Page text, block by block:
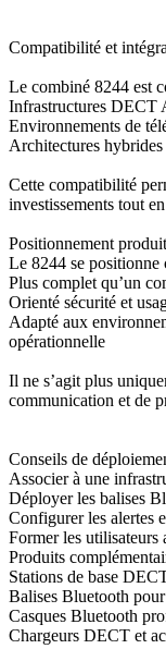
Compatibilité et
Le combiné 8244 est
Infrastructures
Environnements de
Architectures
Cette compatibilité
investissements tout
Positionnement produit
Le 8244 se
Plus complet qu’un
Orienté sécurité et
Adapté aux
opérationnelle
Il ne s’agit plus
communication et de
Conseils de
Associer à une
Déployer les balises
Configurer les alertes
Former les utilisateurs
Produits
Stations de base
Balises Bluetooth
Casques Bluetooth
Chargeurs DECT et